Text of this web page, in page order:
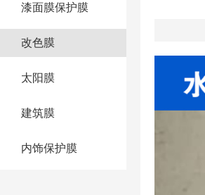
漆面膜保护膜
改色膜
太阳膜
建筑膜
内饰保护膜